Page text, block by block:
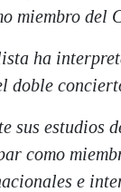
miembro del
ha
doble
sus estudios
como
e